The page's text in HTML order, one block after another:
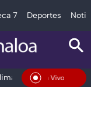
7 Deportes
Deportes
En Vivo